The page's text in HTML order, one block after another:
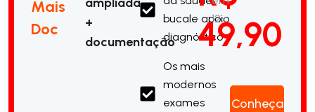
Mais
Doc
+
documentação
bucale apoio
diagnóstico
Os mais
modernos
exames
49,90
12x
Conheça